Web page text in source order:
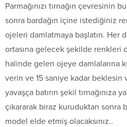
Parmağınızı tırnağın çevresinin
sonra bardağın içine istediğiniz
ojeleri damlatmaya başlatın. Her
ortasına gelecek şekilde renkleri
halinde gelen ojeye damlalarına
verin ve 15 saniye kadar beklesin
yavaşça batırın şekil tırnağınıza
çıkararak biraz kuruduktan sonra
model elde etmiş olacaksınız..